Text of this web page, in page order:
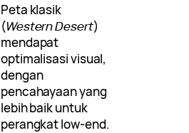
Peta klasik
(Western Desert)
mendapat
optimalisasi visual,
dengan
pencahayaan yang
lebih baik untuk
perangkat low-end.